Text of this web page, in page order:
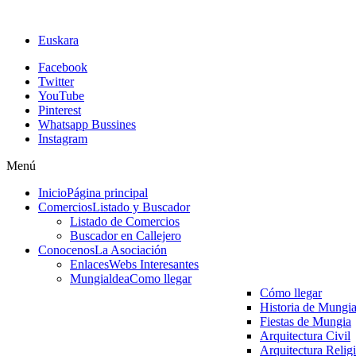
Euskara
Facebook
Twitter
YouTube
Pinterest
Whatsapp Bussines
Instagram
Menú
InicioPágina principal
ComerciosListado y Buscador
Listado de Comercios
Buscador en Callejero
ConocenosLa Asociación
EnlacesWebs Interesantes
MungialdeaComo llegar
Cómo llegar
Historia de Mungia
Fiestas de Mungia
Arquitectura Civil
Arquitectura